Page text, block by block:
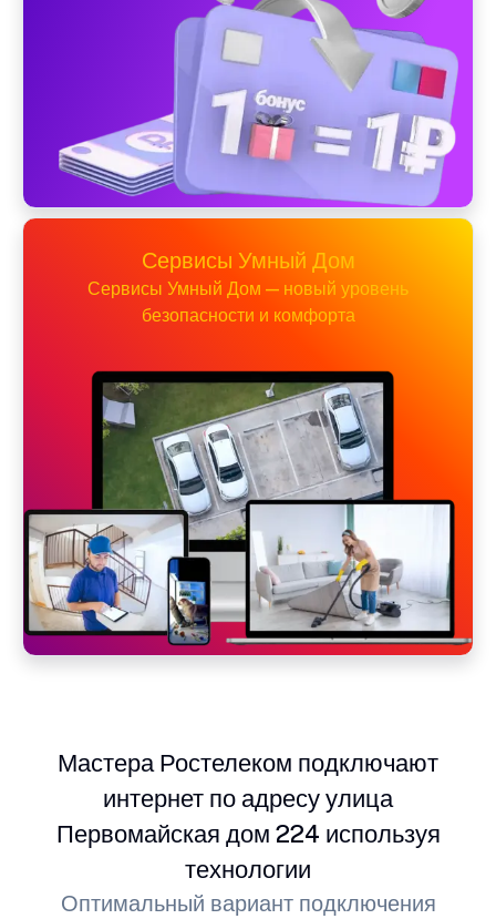
Сервисы Умный Дом
Сервисы Умный Дом — новый уровень
безопасности и комфорта
Мастера Ростелеком подключают
интернет по адресу улица
Первомайская дом 224 используя
технологии
Оптимальный вариант подключения